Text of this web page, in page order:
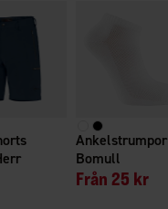
Ankelstrumpor
Bomull
Från 25 kr